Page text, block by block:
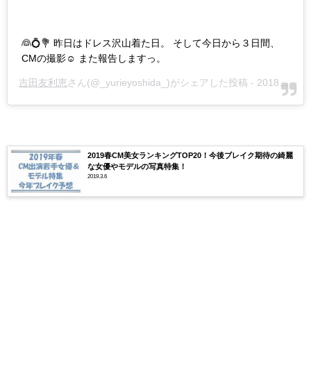
👰💍💐 昨日はドレス沢山着た日。 そして今日から３日間、
CMの撮影☺︎ また報告しますっ。
吉田友利恵さん(@_yurieyoshida_)がシェアした投稿 - 2018年 2月月14日午前12時57分PST
2019春CM美女ランキングTOP20！今後ブレイク期待の綺麗
な女優やモデルの写真特集！
2019.3.6